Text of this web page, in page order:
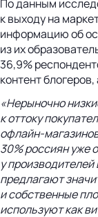
По данным
к выходу на
информацию об
из их
36,9%
контент
«Нерыночно
к оттоку
офлайн-
30% россиян уже
у
предлагают
и собственные
используют как